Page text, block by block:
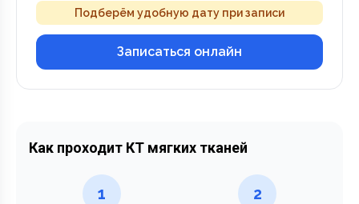
Подберём удобную дату при записи
Записаться онлайн
Как проходит КТ мягких тканей
1 2